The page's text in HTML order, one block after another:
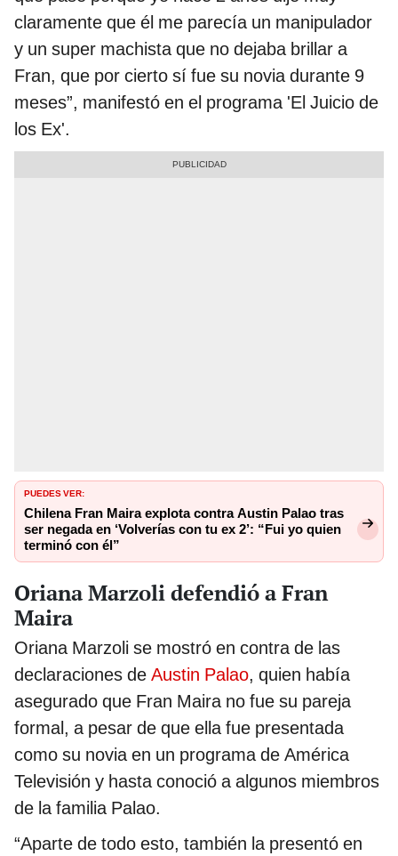
claramente que él me parecía un manipulador
y un super machista que no dejaba brillar a
Fran, que por cierto sí fue su novia durante 9
meses”, manifestó en el programa 'El Juicio de
los Ex'.
PUEDES VER:
Chilena Fran Maira explota contra Austin Palao tras
ser negada en ‘Volverías con tu ex 2’: “Fui yo quien
terminó con él”
Oriana Marzoli defendió a Fran
Maira
Oriana Marzoli se mostró en contra de las
declaraciones de Austin Palao, quien había
asegurado que Fran Maira no fue su pareja
formal, a pesar de que ella fue presentada
como su novia en un programa de América
Televisión y hasta conoció a algunos miembros
de la familia Palao.
“Aparte de todo esto, también la presentó en